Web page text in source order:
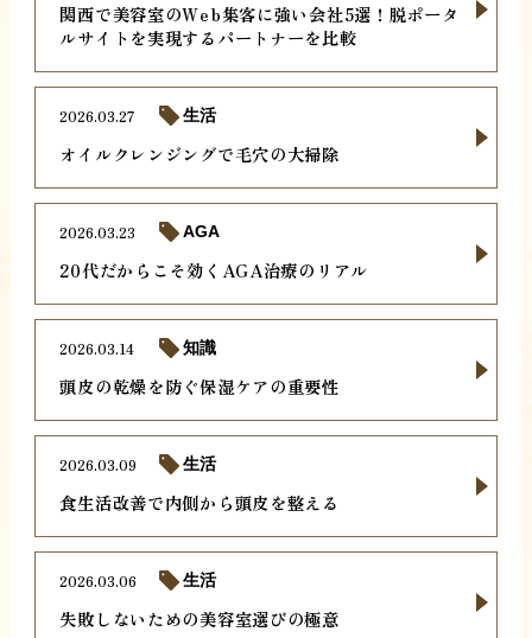
関西で美容室のWeb集客に強い会社5選！脱ポータ
ルサイトを実現するパートナーを比較
オイルクレンジングで毛穴の大掃除
2026.03.27 生活
20代だからこそ効くAGA治療のリアル
2026.03.23 AGA
頭皮の乾燥を防ぐ保湿ケアの重要性
2026.03.14 知識
食生活改善で内側から頭皮を整える
2026.03.09 生活
失敗しないための美容室選びの極意
2026.03.06 生活